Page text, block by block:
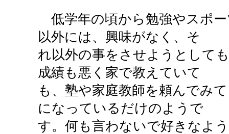
低学年の頃から勉強やスポ
以外には、興味がなく、そ
れ以外の事をさせようとして
成績も悪く家で教えていて
も、塾や家庭教師を頼んでみ
になっているだけのようで
す。何も言わないで好きなよ